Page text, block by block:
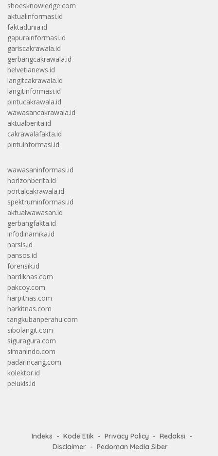
shoesknowledge.com
aktualinformasi.id
faktadunia.id
gapurainformasi.id
gariscakrawala.id
gerbangcakrawala.id
helvetianews.id
langitcakrawala.id
langitinformasi.id
pintucakrawala.id
wawasancakrawala.id
aktualberita.id
cakrawalafakta.id
pintuinformasi.id
wawasaninformasi.id
horizonberita.id
portalcakrawala.id
spektruminformasi.id
aktualwawasan.id
gerbangfakta.id
infodinamika.id
narsis.id
pansos.id
forensik.id
hardiknas.com
pakcoy.com
harpitnas.com
harkitnas.com
tangkubanperahu.com
sibolangit.com
siguragura.com
simanindo.com
padarincang.com
kolektor.id
pelukis.id
Indeks Kode Etik Privacy Policy
Redaksi
Disclaimer
Pedoman Media Siber